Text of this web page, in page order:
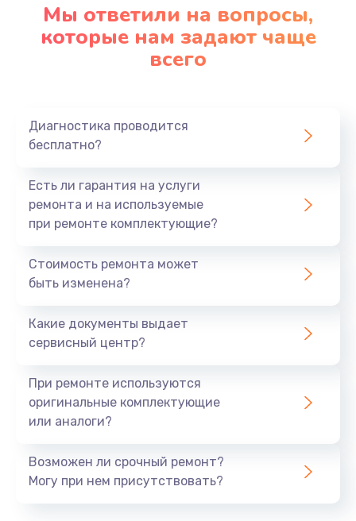
Мы ответили на вопросы,
которые нам задают чаще
всего
Диагностика проводится
бесплатно?
Есть ли гарантия на услуги
ремонта и на используемые
при ремонте комплектующие?
Стоимость ремонта может
быть изменена?
Какие документы выдает
сервисный центр?
При ремонте используются
оригинальные комплектующие
или аналоги?
Возможен ли срочный ремонт?
Могу при нем присутствовать?